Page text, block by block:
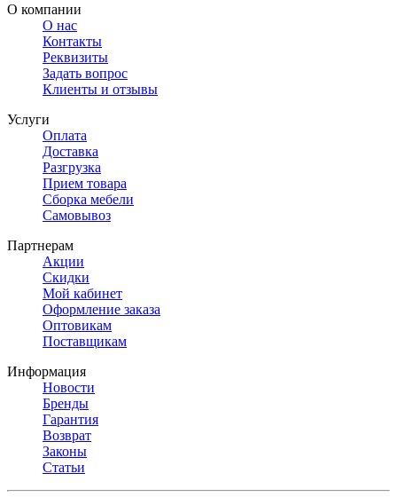
О компании
О нас
Контакты
Реквизиты
Задать вопрос
Клиенты и отзывы
Услуги
Оплата
Доставка
Разгрузка
Прием товара
Сборка мебели
Самовывоз
Партнерам
Акции
Скидки
Мой кабинет
Оформление заказа
Оптовикам
Поставщикам
Информация
Новости
Бренды
Гарантия
Возврат
Законы
Статьи